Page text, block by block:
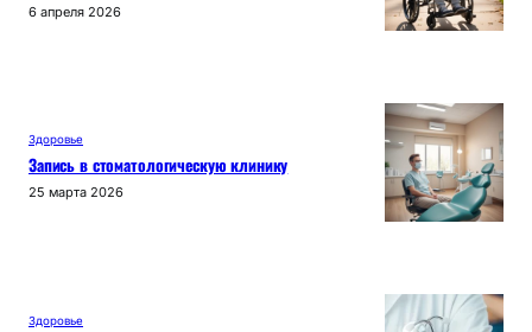
6 апреля 2026
Здоровье
Запись в стоматологическую клинику
25 марта 2026
Здоровье